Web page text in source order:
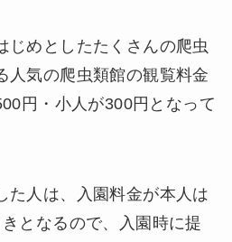
じめとしたたくさんの爬虫
人気の爬虫類館の観覧料金
円・小人が300円となって
た人は、入園料金が本人は
となるので、入園時に提